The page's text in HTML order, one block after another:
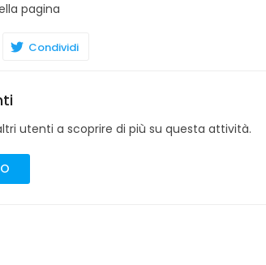
pagina
Condividi
utenti a scoprire di più su questa attività.